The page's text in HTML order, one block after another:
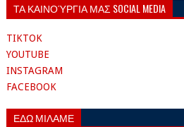
ΤΑ ΚΑΙΝΟΎΡΓΙΑ ΜΑΣ SOCIAL MEDIA
TIKTOK
YOUTUBE
INSTAGRAM
FACEBOOK
ΕΔΩ ΜΙΛΑΜΕ